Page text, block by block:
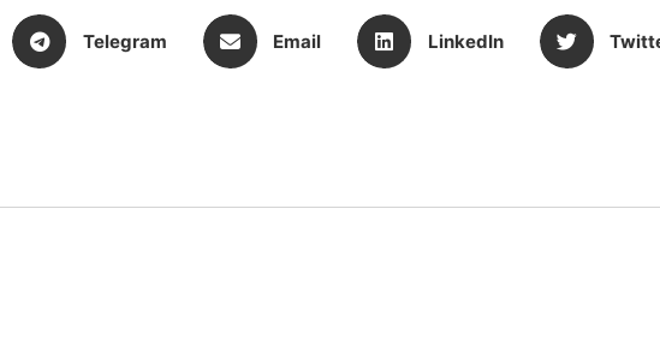
Telegram Email LinkedIn